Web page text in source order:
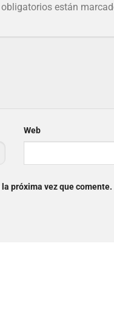
están
Web
próxima vez que comente.